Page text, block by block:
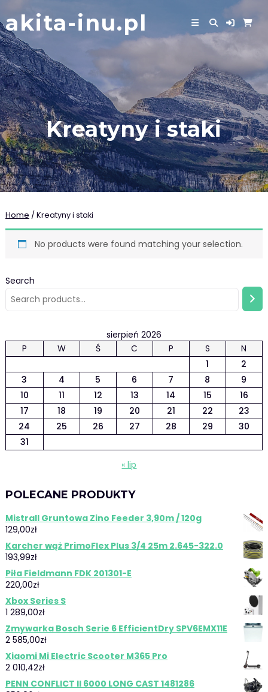
to
content
akita-inu.pl
Kreatyny i staki
Home / Kreatyny i staki
No products were found matching your selection.
Search
sierpień 2026
P
W Ś C P S
N
1
2
3
4 5 6 7 8
9
10
11 12 13 14 15
16
17
18 19 20 21 22
23
24
25 26 27 28 29
30
31
« lip
POLECANE PRODUKTY
Mistrall Gruntowa Zino Feeder 3,90m / 120g
129,00zł
Karcher wąż PrimoFlex Plus 3/4 25m 2.645-322.0
193,99zł
Piła Fieldmann FDK 201301-E
220,00zł
Xbox Series S
1 289,00zł
Zmywarka Bosch Serie 6 EfficientDry SPV6EMX11E
2 585,00zł
Xiaomi Mi Electric Scooter M365 Pro
2 010,42zł
PENN CONFLICT II 6000 LONG CAST 1481286